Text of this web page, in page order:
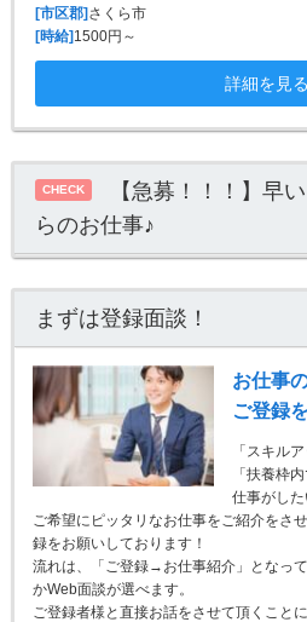
[市区郡] さくら市
[時給] 1500円～
詳細を見る
CHECK
【急募！！！】早
らのお仕事♪
まずは登録面談！
お仕事
ご登録
「スキル
「扶養枠
仕事がした
ご希望にピッタリなお仕事をご紹介をさ
録をお願いしております！
流れは、「ご登録→お仕事紹介」となっ
かWeb面談が選べます。
ご登録者様と直接お話をさせて頂くこと